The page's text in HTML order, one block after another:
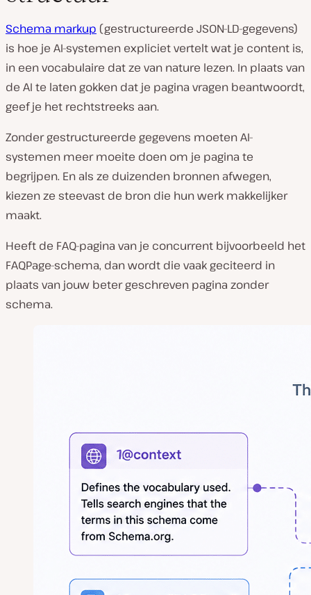
Schema markup (gestructureerde JSON-LD-gegevens)
is hoe je AI-systemen expliciet vertelt wat je content is,
in een vocabulaire dat ze van nature lezen. In plaats van
de AI te laten gokken dat je pagina vragen beantwoordt,
geef je het rechtstreeks aan.
Zonder gestructureerde gegevens moeten AI-
systemen meer moeite doen om je pagina te
begrijpen. En als ze duizenden bronnen afwegen,
kiezen ze steevast de bron die hun werk makkelijker
maakt.
Heeft de FAQ-pagina van je concurrent bijvoorbeeld het
FAQPage-schema, dan wordt die vaak geciteerd in
plaats van jouw beter geschreven pagina zonder
schema.